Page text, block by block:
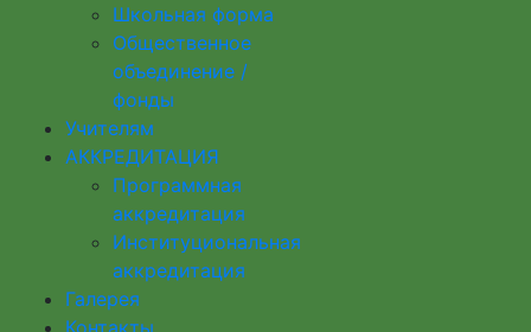
Школьная форма
Общественное
объединение /
фонды
Учителям
АККРЕДИТАЦИЯ
Программная
аккредитация
Институциональная
аккредитация
Галерея
Контакты